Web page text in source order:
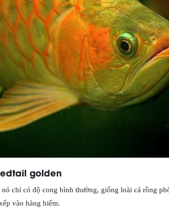
golden
chỉ có độ cong bình thường, giống loài cá rồng
vào hàng hiếm.